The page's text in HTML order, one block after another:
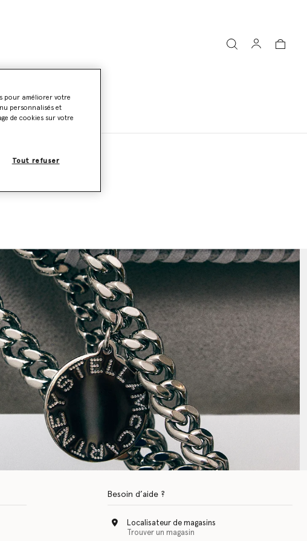
Besoin d’aide ?
Localisateur de magasins
Trouver un magasin
pour améliorer votre
personnalisés et
de cookies sur votre
Tout refuser